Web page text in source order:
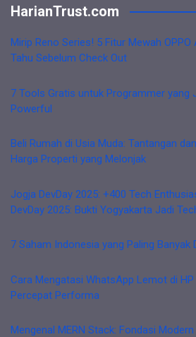
HarianTrust.com
Mirip Reno Series! 5 Fitur Mewah OPPO
Tahu Sebelum Check Out
7 Tools Gratis untuk Programmer yang
Powerful
Beli Rumah di Usia Muda: Tantangan
Harga Properti yang Melonjak
Jogja DevDay 2025: +400 Tech
DevDay 2025: Bukti Yogyakarta Jadi
7 Saham Indonesia yang Paling Banyak
Cara Mengatasi WhatsApp Lemot di
Percepat Performa
Mengenal MERN Stack: Fondasi